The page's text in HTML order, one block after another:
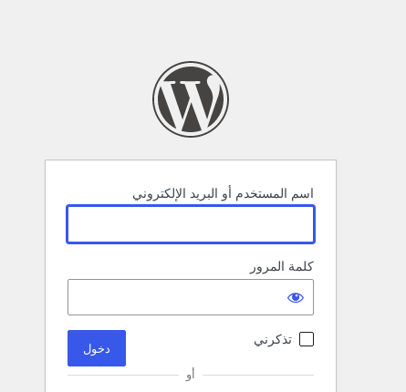
اسم المستخدم أو البريد الإلكتروني
كلمة المرور
تذكرني
أو